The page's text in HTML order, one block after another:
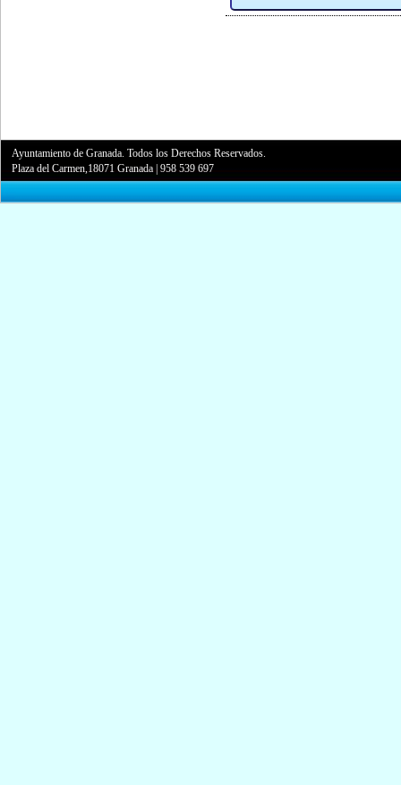
Ayuntamiento de Granada. Todos los Derechos Reservados.
Plaza del Carmen,18071 Granada |958 539 697